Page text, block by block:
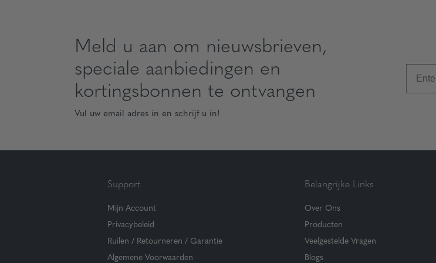
Meld u aan om nieuwsbrieven,
speciale aanbiedingen en
kortingsbonnen te ontvangen
Vul uw email adres in en schrijf u in!
Support
Mijn Account
Privacybeleid
Ruilen / Retourneren / Garantie
Algemene Voorwaarden
Belangrijke Links
Over Ons
Producten
Veelgestelde Vragen
Blogs